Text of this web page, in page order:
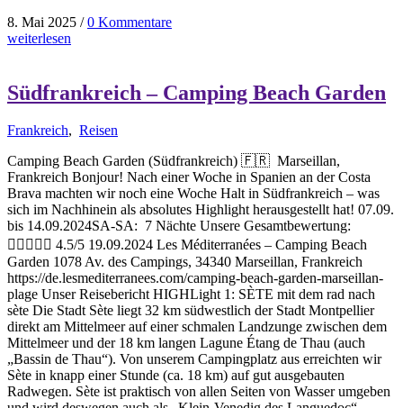
8. Mai 2025 / 0 Kommentare
weiterlesen
Südfrankreich – Camping Beach Garden
Frankreich, Reisen
Camping Beach Garden (Südfrankreich) 🇫🇷 Marseillan,
Frankreich Bonjour! Nach einer Woche in Spanien an der Costa
Brava machten wir noch eine Woche Halt in Südfrankreich – was
sich im Nachhinein als absolutes Highlight herausgestellt hat! 07.09.
bis 14.09.2024SA-SA: 7 Nächte Unsere Gesamtbewertung:
 4.5/5 19.09.2024 Les Méditerranées – Camping Beach
Garden 1078 Av. des Campings, 34340 Marseillan, Frankreich
https://de.lesmediterranees.com/camping-beach-garden-marseillan-
plage Unser Reisebericht HIGHLight 1: SÈTE mit dem rad nach
sète Die Stadt Sète liegt 32 km südwestlich der Stadt Montpellier
direkt am Mittelmeer auf einer schmalen Landzunge zwischen dem
Mittelmeer und der 18 km langen Lagune Étang de Thau (auch
„Bassin de Thau“). Von unserem Campingplatz aus erreichten wir
Sète in knapp einer Stunde (ca. 18 km) auf gut ausgebauten
Radwegen. Sète ist praktisch von allen Seiten von Wasser umgeben